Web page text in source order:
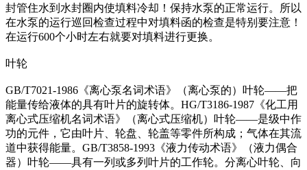
封管住水到水封圈内使填料冷却！保持水泵的正常运行。所以
在水泵的运行巡回检查过程中对填料函的检查是特别要注意！
在运行600个小时左右就要对填料进行更换。
叶轮
GB/T7021-1986《离心泵名词术语》（离心泵的）叶轮——把
能量传给液体的具有叶片的旋转体。HG/T3186-1987《化工用
离心式压缩机名词术语》（离心式压缩机）叶轮——是级中作
功的元件，它由叶片、轮盘、轮盖等零件所构成；气体在其流
道中获得能量。GB/T3858-1993《液力传动术语》（液力偶合
器）叶轮——具有一列或多列叶片的工作轮。分离心叶轮、向